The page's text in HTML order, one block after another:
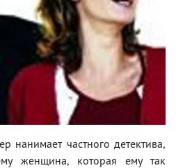
нанимает частного детектива,
женщина, которая ему так